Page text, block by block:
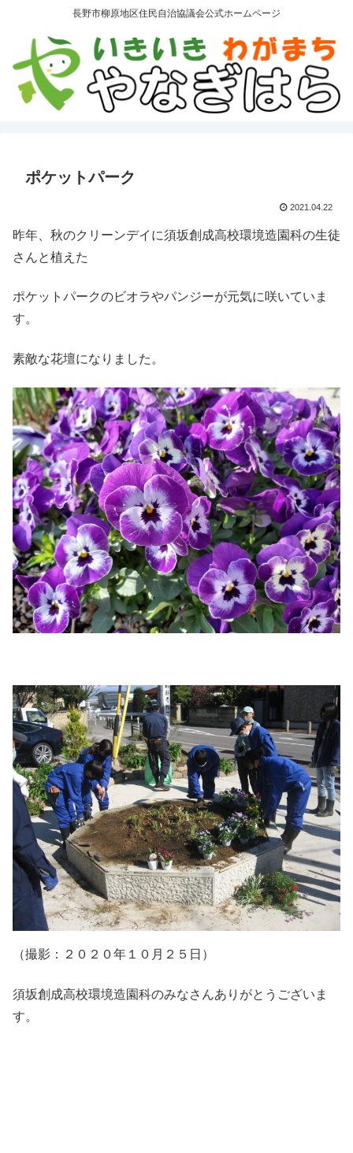
長野市柳原地区住民自治協議会公式ホームページ
ポケットパーク
2021.04.22
昨年、秋のクリーンデイに須坂創成高校環境造園科の生徒
さんと植えた
ポケットパークのビオラやパンジーが元気に咲いていま
す。
素敵な花壇になりました。
（撮影：２０２０年１０月２５日）
須坂創成高校環境造園科のみなさんありがとうございま
す。